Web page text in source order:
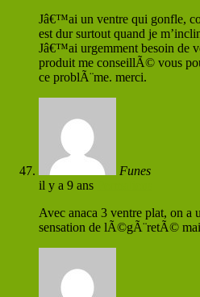
Jâ€™ai un ventre qui gonfle,
est dur surtout quand je
Jâ€™ai urgemment besoin de
produit me conseillÃ© vous
ce problÃ¨me. merci.
Funes
il y a 9 ans
Avec anaca 3 ventre plat, on
sensation de lÃ©gÃ¨retÃ©